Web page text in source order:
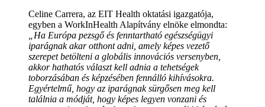
Celine Carrera, az EIT Health oktatási igazgatója,
egyben a WorkInHealth Alapítvány elnöke elmondta:
„Ha Európa pezsgő és fenntartható egészségügyi
iparágnak akar otthont adni, amely képes vezető
szerepet betölteni a globális innovációs versenyben,
akkor hathatós választ kell adnia a tehetségek
toborzásában és képzésében fennálló kihívásokra.
Egyértelmű, hogy az iparágnak sürgősen meg kell
találnia a módját, hogy képes legyen vonzani és